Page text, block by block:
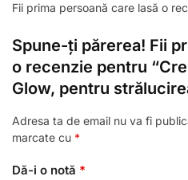
Fii prima persoană care lasă o
Spune-ți părerea! Fii
o recenzie pentru
Glow, pentru
Adresa ta de email nu va fi
marcate cu *
Dă-i o notă *